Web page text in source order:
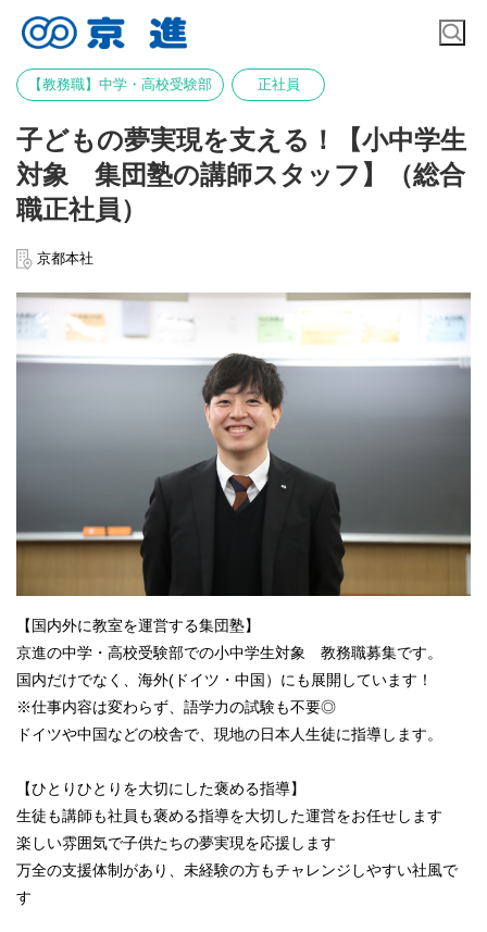
【教務職】中学・高校受験部 正社員
子どもの夢実現を支える！【小中学生
対象 集団塾の講師スタッフ】（総合
職正社員）
京都本社
【国内外に教室を運営する集団塾】
京進の中学・高校受験部での小中学生対象 教務職募集です。
国内だけでなく、海外(ドイツ・中国）にも展開しています！
※仕事内容は変わらず、語学⼒の試験も不要◎
ドイツや中国などの校舎で、現地の⽇本⼈⽣徒に指導します。
【ひとりひとりを大切にした褒める指導】
生徒も講師も社員も褒める指導を大切した運営をお任せします
楽しい雰囲気で子供たちの夢実現を応援します
万全の支援体制があり、未経験の方もチャレンジしやすい社風で
す